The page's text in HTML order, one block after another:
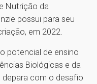
Nutrição da
possui para seu
em 2022.
potencial de ensino
Biológicas e da
depara com o desafio